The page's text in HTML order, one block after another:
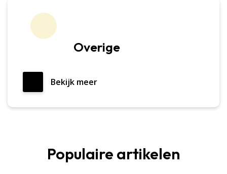
Overige
Bekijk meer
Populaire artikelen